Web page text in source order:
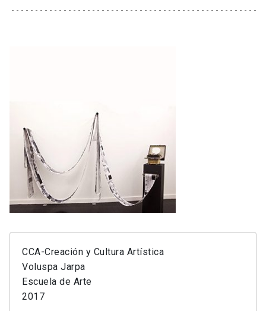
CCA-Creación y Cultura Artística
Voluspa Jarpa
Escuela de Arte
2017